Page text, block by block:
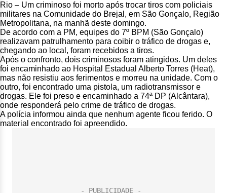
Rio – Um criminoso foi morto após trocar tiros com policiais
militares na Comunidade do Brejal, em São Gonçalo, Região
Metropolitana, na manhã deste domingo.
De acordo com a PM, equipes do 7º BPM (São Gonçalo)
realizavam patrulhamento para coibir o tráfico de drogas e,
chegando ao local, foram recebidos a tiros.
Após o confronto, dois criminosos foram atingidos. Um deles
foi encaminhado ao Hospital Estadual Alberto Torres (Heat),
mas não resistiu aos ferimentos e morreu na unidade. Com o
outro, foi encontrado uma pistola, um radiotransmissor e
drogas. Ele foi preso e encaminhado a 74ª DP (Alcântara),
onde responderá pelo crime de tráfico de drogas.
A polícia informou ainda que nenhum agente ficou ferido. O
material encontrado foi apreendido.